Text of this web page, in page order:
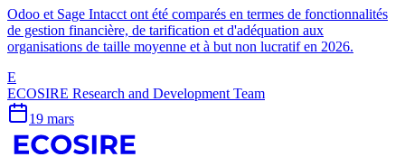
Odoo et Sage Intacct ont été comparés en termes de fonctionnalités
de gestion financière, de tarification et d'adéquation aux
organisations de taille moyenne et à but non lucratif en 2026.
E
ECOSIRE Research and Development Team
19 mars